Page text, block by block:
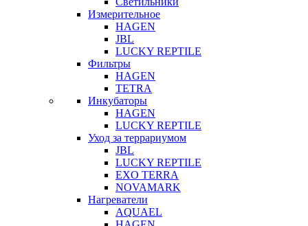
Измерительное
HAGEN
JBL
LUCKY REPTILE
Фильтры
HAGEN
TETRA
Инкубаторы
HAGEN
LUCKY REPTILE
Уход за террариумом
JBL
LUCKY REPTILE
EXO TERRA
NOVAMARK
Нагреватели
AQUAEL